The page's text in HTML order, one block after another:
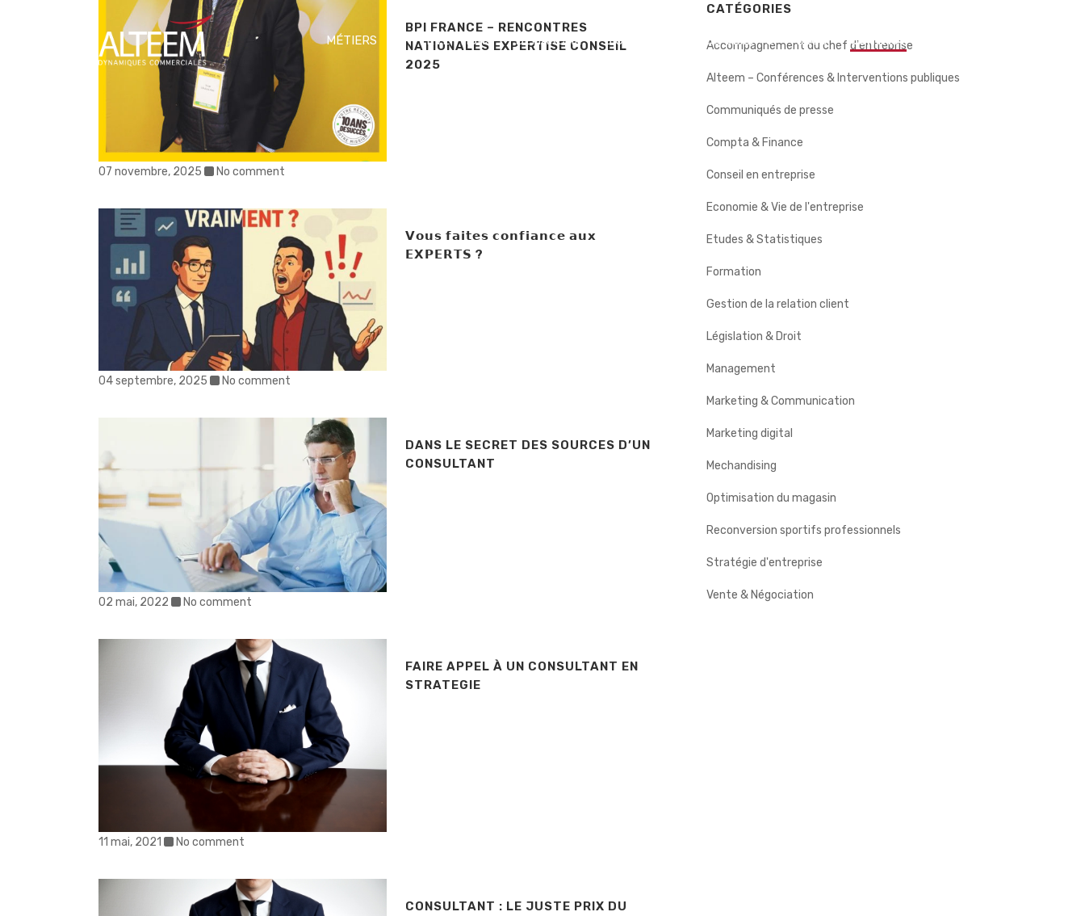
MÉTIERS INTERVENTIONS DÉMARCHE BIOGRAPHIE NOS CLIENTS BLOG CONTACT
BPI FRANCE – RENCONTRES
NATIONALES EXPERTISE CONSEIL
2025
07 novembre, 2025 No comment
𝗩𝗼𝘂𝘀 𝗳𝗮𝗶𝘁𝗲𝘀 𝗰𝗼𝗻𝗳𝗶𝗮𝗻𝗰𝗲 𝗮𝘂𝘅
𝗘𝗫𝗣𝗘𝗥𝗧𝗦 ?
04 septembre, 2025 No comment
DANS LE SECRET DES SOURCES D’UN
CONSULTANT
02 mai, 2022 No comment
FAIRE APPEL À UN CONSULTANT EN
STRATEGIE
11 mai, 2021 No comment
CONSULTANT : LE JUSTE PRIX DU
CATÉGORIES
Accompagnement du chef d'entreprise
Alteem – Conférences & Interventions publiques
Communiqués de presse
Compta & Finance
Conseil en entreprise
Economie & Vie de l'entreprise
Etudes & Statistiques
Formation
Gestion de la relation client
Législation & Droit
Management
Marketing & Communication
Marketing digital
Mechandising
Optimisation du magasin
Reconversion sportifs professionnels
Stratégie d'entreprise
Vente & Négociation